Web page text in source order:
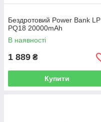
Бездротовий Power Bank LP
PQ18 20000mAh
В наявності
1 889 ₴
Купити